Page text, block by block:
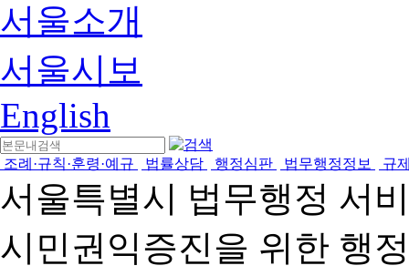
서울소개
서울시보
English
조례·규칙·훈령·예규 법률상담 행정심판 법무행정정보 규
서울특별시 법무행정 서
시민권익증진을 위한 행